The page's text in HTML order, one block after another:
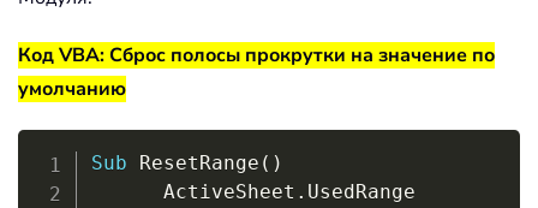
Код VBA: Сброс полосы прокрутки на значение по
умолчанию
Sub ResetRange ( )
      ActiveSheet
. UsedRange